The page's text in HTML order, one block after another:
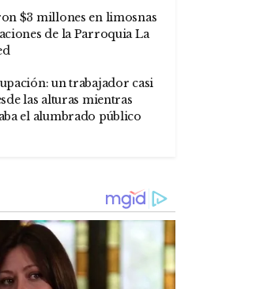
$3 millones en limosnas
de la Parroquia La
un trabajador casi
las alturas mientras
el alumbrado público